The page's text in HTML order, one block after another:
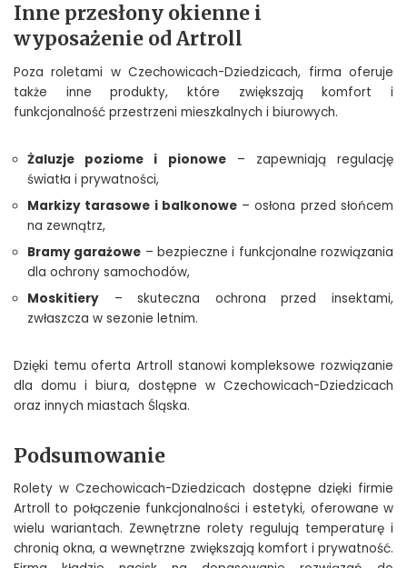
Inne przesłony okienne i
wyposażenie od Artroll
Poza roletami w Czechowicach-Dziedzicach, firma oferuje
także inne produkty, które zwiększają komfort i
funkcjonalność przestrzeni mieszkalnych i biurowych.
Żaluzje poziome i pionowe– zapewniają regulację
światła i prywatności,
Markizy tarasowe i balkonowe– osłona przed słońcem
na zewnątrz,
Bramy garażowe – bezpieczne i funkcjonalne rozwiązania
dla ochrony samochodów,
Moskitiery – skuteczna ochrona przed insektami,
zwłaszcza w sezonie letnim.
Dzięki temu oferta Artroll stanowi kompleksowe rozwiązanie
dla domu i biura, dostępne w Czechowicach-Dziedzicach
oraz innych miastach Śląska.
Podsumowanie
Rolety w Czechowicach-Dziedzicach dostępne dzięki firmie
Artroll to połączenie funkcjonalności i estetyki, oferowane w
wielu wariantach. Zewnętrzne rolety regulują temperaturę i
chronią okna, a wewnętrzne zwiększają komfort i prywatność.